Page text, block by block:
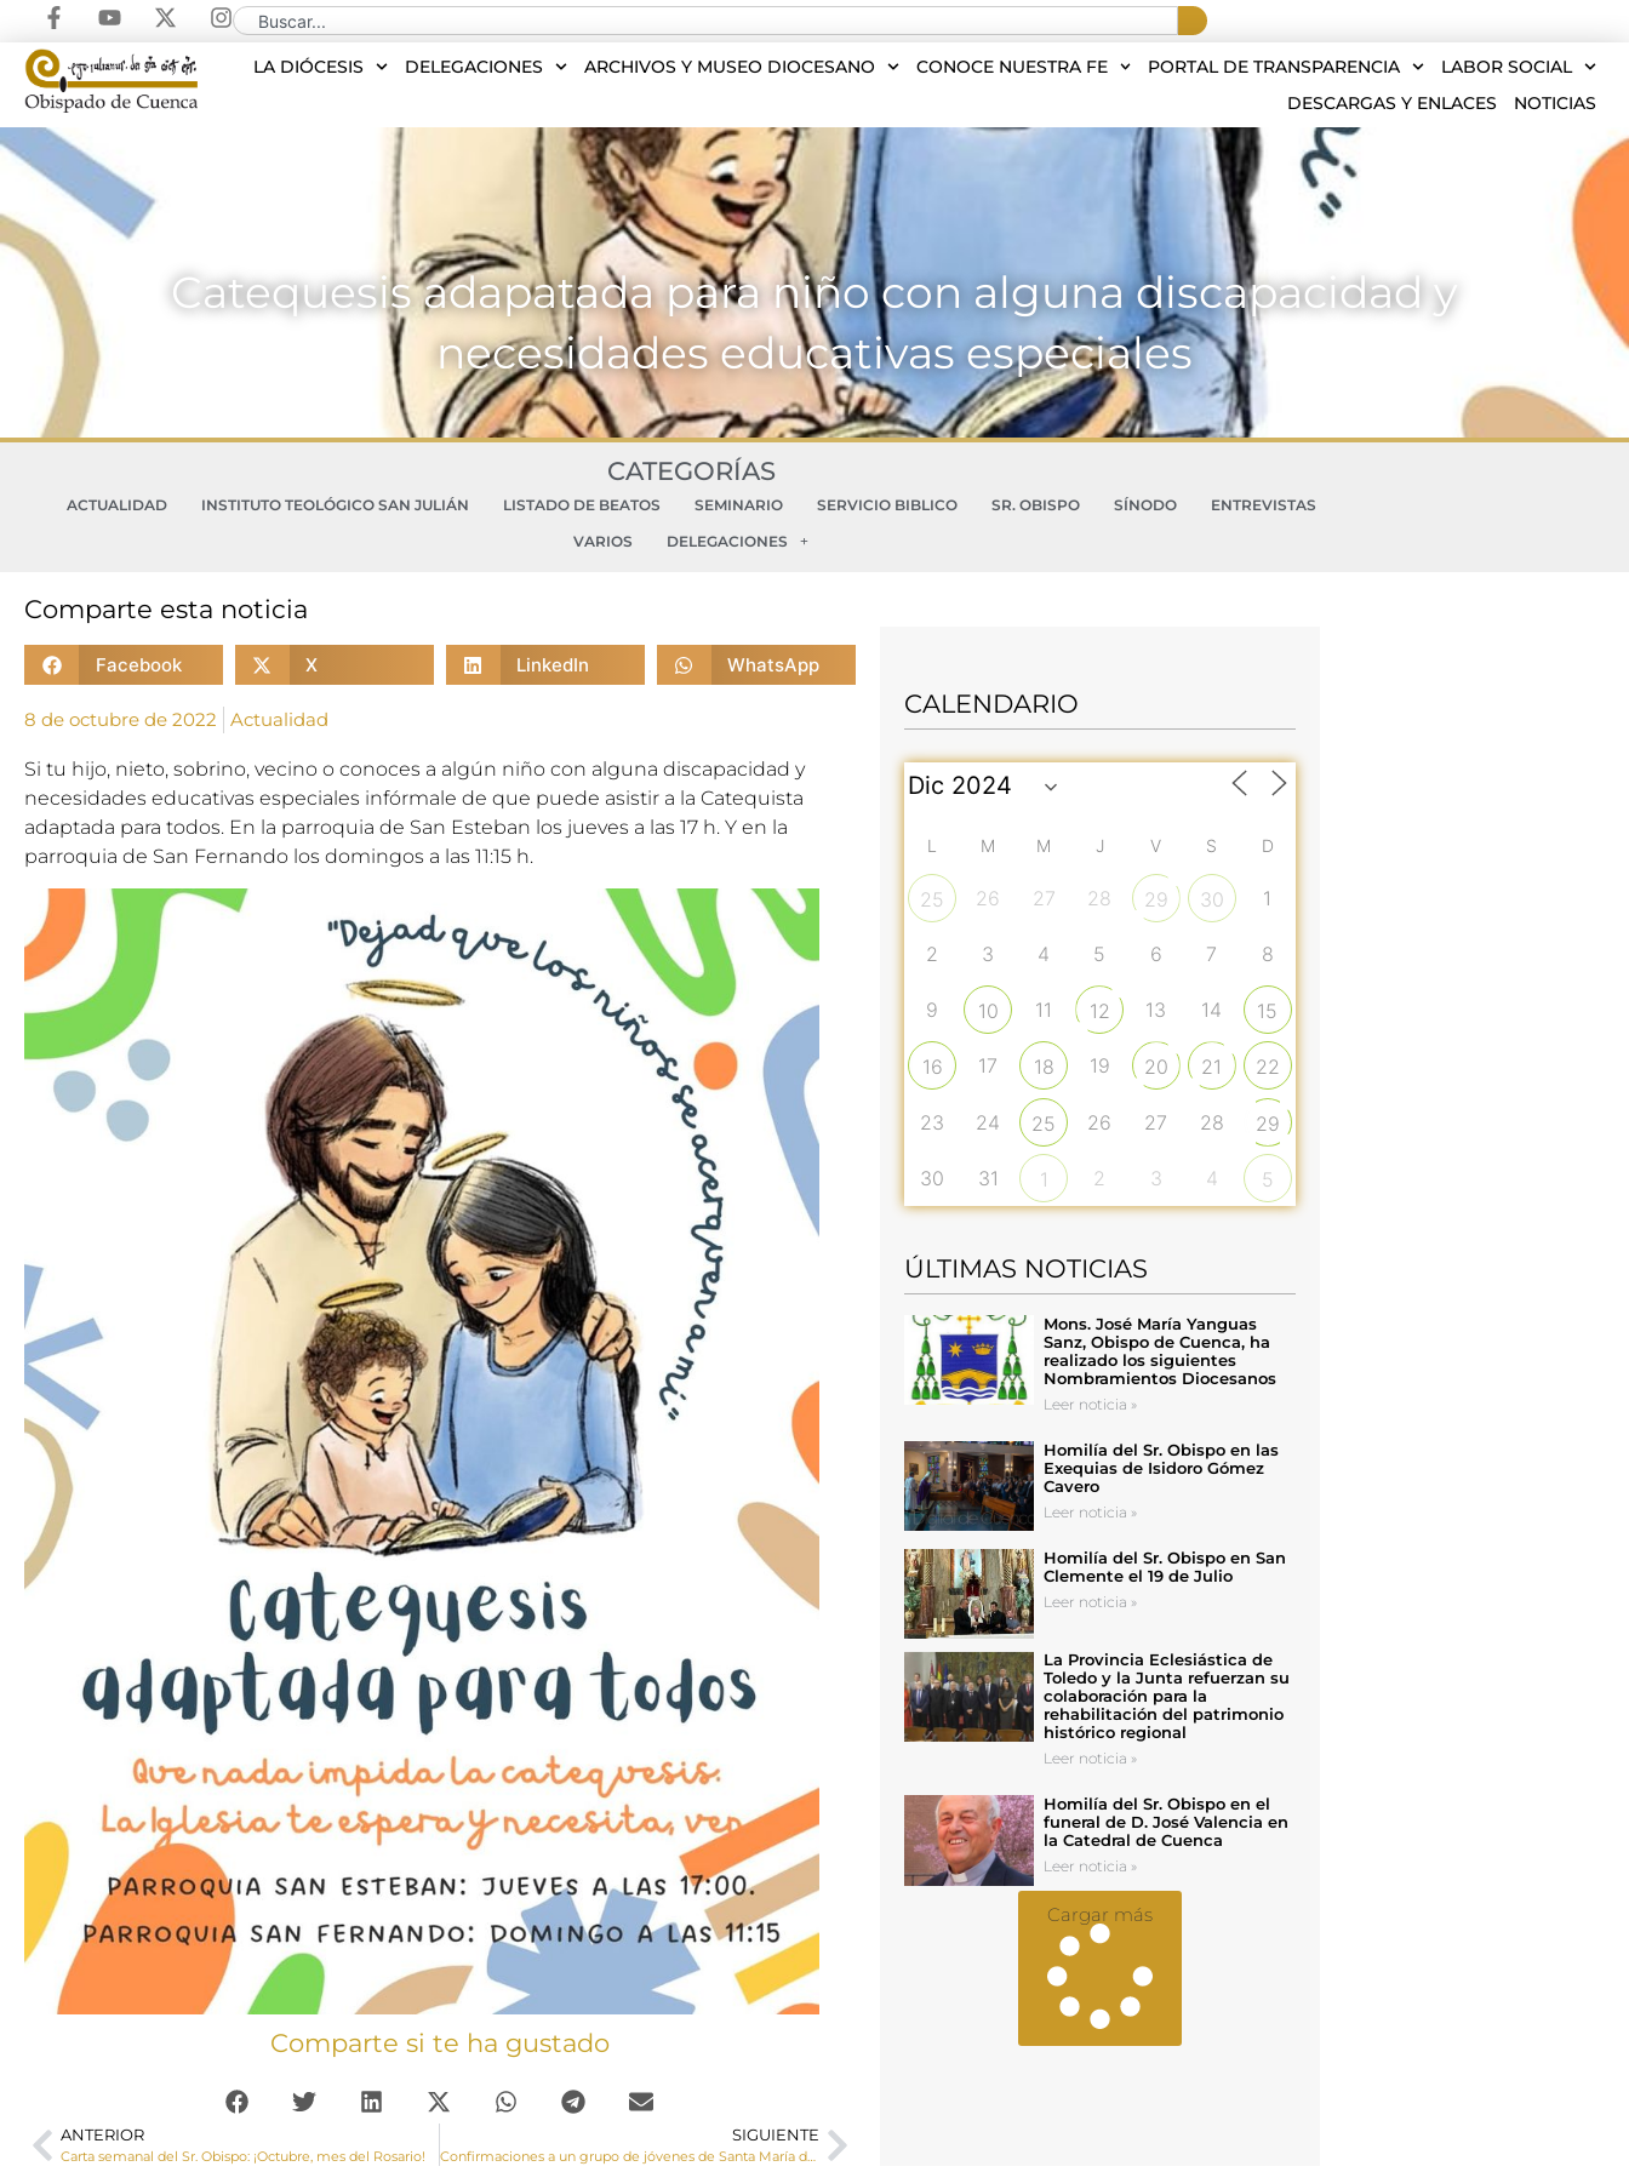
LA DIÓCESIS DELEGACIONES ARCHIVOS Y MUSEO DIOCESANO CONOCE NUESTRA FE PORTAL DE TRANSPARENCIA
LABOR SOCIAL
DESCARGAS Y ENLACES
NOTICIAS
Catequesis adapatada para niño con alguna discapacidad y
necesidades educativas especiales
CATEGORÍAS
ACTUALIDAD INSTITUTO TEOLÓGICO SAN JULIÁN LISTADO DE BEATOS SEMINARIO SERVICIO BIBLICO SR. OBISPO SÍNODO
ENTREVISTAS
VARIOS
DELEGACIONES
Comparte esta noticia
Facebook X LinkedIn WhatsApp
8 de octubre de 2022 Actualidad
Si tu hijo, nieto, sobrino, vecino o conoces a algún niño con alguna discapacidad y
necesidades educativas especiales infórmale de que puede asistir a la Catequista
adaptada para todos. En la parroquia de San Esteban los jueves a las 17 h. Y en la
parroquia de San Fernando los domingos a las 11:15 h.
Comparte si te ha gustado
ANTERIOR
Carta semanal del Sr. Obispo: ¡Octubre, mes del Rosario!
SIGUIENTE
Confirmaciones a un grupo de jóvenes de Santa María del Campo Rus
CALENDARIO
L M M J V S D
25 26 27 28 29 30 1
2 3 4 5 6 7 8
9 10 11 12 13 14 15
16 17 18 19 20 21 22
23 24 25 26 27 28 29
30 31 1 2 3 4 5
ÚLTIMAS NOTICIAS
Mons. José María Yanguas
Sanz, Obispo de Cuenca, ha
realizado los siguientes
Nombramientos Diocesanos
Leer noticia »
Homilía del Sr. Obispo en las
Exequias de Isidoro Gómez
Cavero
Leer noticia »
Homilía del Sr. Obispo en San
Clemente el 19 de Julio
Leer noticia »
La Provincia Eclesiástica de
Toledo y la Junta refuerzan su
colaboración para la
rehabilitación del patrimonio
histórico regional
Leer noticia »
Homilía del Sr. Obispo en el
funeral de D. José Valencia en
la Catedral de Cuenca
Leer noticia »
Cargar más